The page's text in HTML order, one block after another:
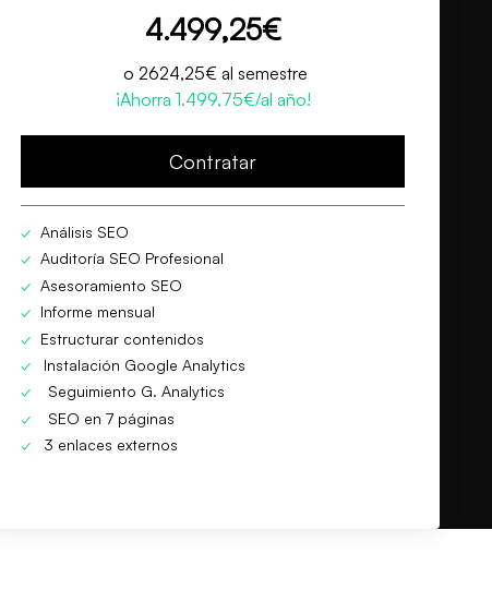
4.499,25€
o 2624,25€ al semestre
¡Ahorra 1.499,75€/al año!
Contratar
✓ Análisis SEO
✓ Auditoría SEO Profesional
✓ Asesoramiento SEO
✓ Informe mensual
✓ Estructurar contenidos
✓
Instalación Google Analytics
✓
Seguimiento G. Analytics
✓
SEO en 7 páginas
✓
3 enlaces externos